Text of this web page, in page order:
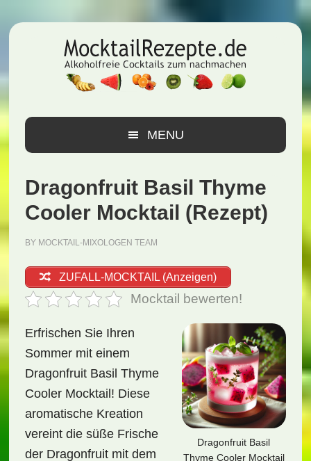
Hauptnavigation
Inhalt
Seitenspalte
MENU
Dragonfruit Basil Thyme
Cooler Mocktail (Rezept)
BY MOCKTAIL-MIXOLOGEN TEAM
ZUFALL-MOCKTAIL (Anzeigen)
Mocktail bewerten!
Dragonfruit Basil
Thyme Cooler Mocktail
Erfrischen Sie Ihren
Sommer mit einem
Dragonfruit Basil Thyme
Cooler Mocktail! Diese
aromatische Kreation
vereint die süße Frische
der Dragonfruit mit dem